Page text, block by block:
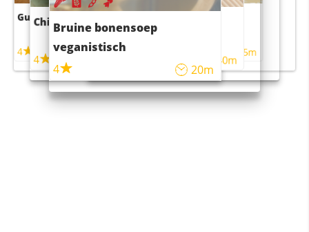
Guacamole
4
Chili con carne
4 45m
Bruine bonensoep
veganistisch
4
20m
Sushi rijstsalade
maaltijdsalade
40m
4 55m